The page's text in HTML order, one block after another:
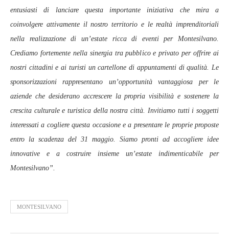
entusiasti di lanciare questa importante iniziativa che mira a
coinvolgere attivamente il nostro territorio e le realtà imprenditoriali
nella realizzazione di un’estate ricca di eventi per Montesilvano.
Crediamo fortemente nella sinergia tra pubblico e privato per offrire ai
nostri cittadini e ai turisti un cartellone di appuntamenti di qualità. Le
sponsorizzazioni rappresentano un’opportunità vantaggiosa per le
aziende che desiderano accrescere la propria visibilità e sostenere la
crescita culturale e turistica della nostra città. Invitiamo tutti i soggetti
interessati a cogliere questa occasione e a presentare le proprie proposte
entro la scadenza del 31 maggio. Siamo pronti ad accogliere idee
innovative e a costruire insieme un’estate indimenticabile per
Montesilvano”.
MONTESILVANO